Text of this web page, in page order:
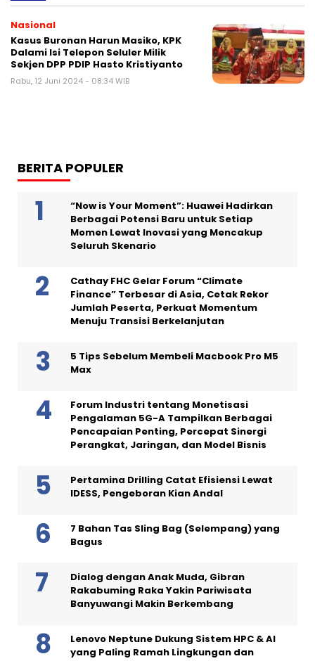
Nasional
Kasus Buronan Harun Masiko, KPK
Dalami Isi Telepon Seluler Milik
Sekjen DPP PDIP Hasto Kristiyanto
Rabu, 12 Juni 2024 - 08:34 WIB
BERITA POPULER
“Now is Your Moment”: Huawei Hadirkan
Berbagai Potensi Baru untuk Setiap
Momen Lewat Inovasi yang Mencakup
Seluruh Skenario
Cathay FHC Gelar Forum “Climate
Finance” Terbesar di Asia, Cetak Rekor
Jumlah Peserta, Perkuat Momentum
Menuju Transisi Berkelanjutan
5 Tips Sebelum Membeli Macbook Pro M5
Max
Forum Industri tentang Monetisasi
Pengalaman 5G-A Tampilkan Berbagai
Pencapaian Penting, Percepat Sinergi
Perangkat, Jaringan, dan Model Bisnis
Pertamina Drilling Catat Efisiensi Lewat
IDESS, Pengeboran Kian Andal
7 Bahan Tas Sling Bag (Selempang) yang
Bagus
Dialog dengan Anak Muda, Gibran
Rakabuming Raka Yakin Pariwisata
Banyuwangi Makin Berkembang
Lenovo Neptune Dukung Sistem HPC & AI
yang Paling Ramah Lingkungan dan